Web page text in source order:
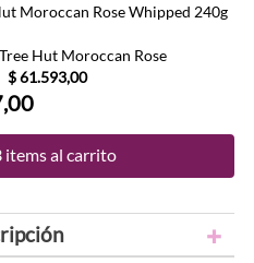
Moroccan Rose Whipped 240g
Hut Moroccan Rose
$ 61.593,00
items al carrito